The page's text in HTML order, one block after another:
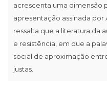
acrescenta uma dimensão
apresentação assinada por
ressalta que a literatura da
e resistência, em que a
social de aproximação
justas.